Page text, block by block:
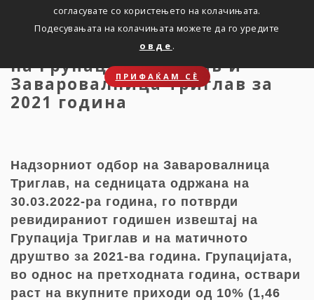
согласувате со користењето на колачињата.
Подесувањата на колачињата можете да го уредите
овде .
ПРИФАЌАМ СЀ
Ревидиран годишен извештај
на Групација Триглав и
Заваровалница Триглав за
2021 година
Надзорниот одбор на Заваровалница
Триглав, на седницата одржана на
30.03.2022-ра година, го потврди
ревидираниот годишен извештај на
Групација Триглав и на матичното
друштво за 2021-ва година. Групацијата,
во однос на претходната година, оствари
раст на вкупните приходи од 10% (1,46